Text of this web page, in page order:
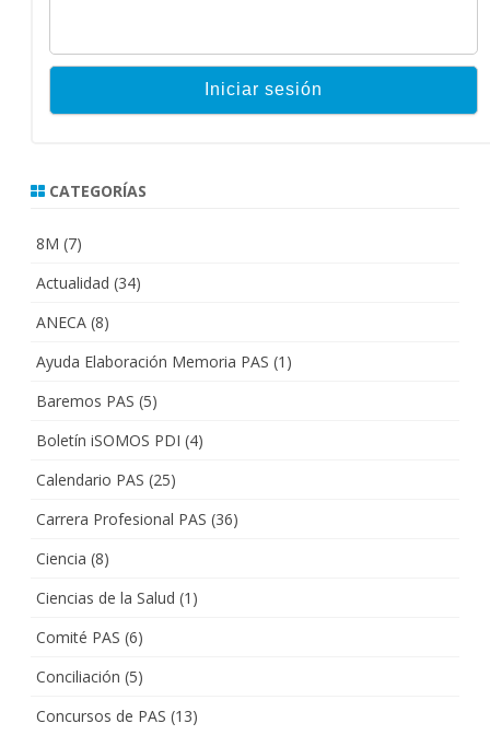
CATEGORÍAS
8M (7)
Actualidad (34)
ANECA (8)
Ayuda Elaboración Memoria PAS (1)
Baremos PAS (5)
Boletín iSOMOS PDI (4)
Calendario PAS (25)
Carrera Profesional PAS (36)
Ciencia (8)
Ciencias de la Salud (1)
Comité PAS (6)
Conciliación (5)
Concursos de PAS (13)